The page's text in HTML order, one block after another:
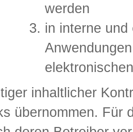
werden
in interne
inhaltlicher
übernommen. Für